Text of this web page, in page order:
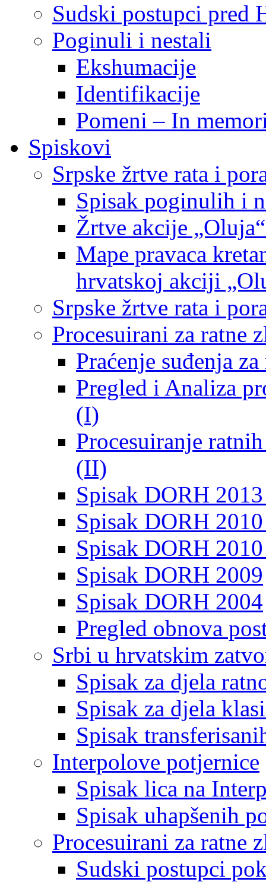
Sudski postupci pred
Poginuli i nestali
Ekshumacije
Identifikacije
Pomeni – In
Spiskovi
Srpske žrtve rata i
Spisak poginulih i
Žrtve akcije
Mape pravaca
hrvatskoj akciji
Srpske žrtve rata i
Procesuirani za ratne
Praćenje suđenja
Pregled i Analiza
(I)
Procesuiranje
(II)
Spisak DORH
Spisak DORH
Spisak DORH
Spisak DORH 2009
Spisak DORH 2004
Pregled obnova
Srbi u hrvatskim
Spisak za djela
Spisak za djela
Spisak
Interpolove potjernice
Spisak lica na
Spisak uhapšenih
Procesuirani za ratne
Sudski postupci